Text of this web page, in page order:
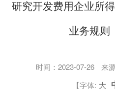
研究开发费用企业所
业务规则
时间： 2023-07-26 来
【字体: 大